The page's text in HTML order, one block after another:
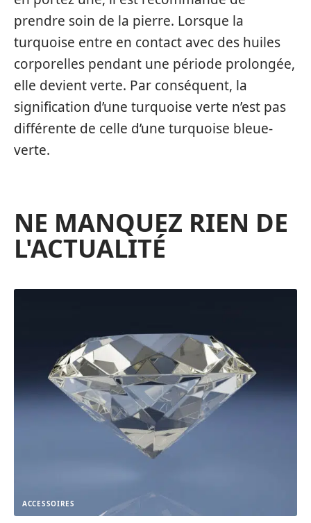
prendre soin de la pierre. Lorsque la
turquoise entre en contact avec des huiles
corporelles pendant une période prolongée,
elle devient verte. Par conséquent, la
signification d’une turquoise verte n’est pas
différente de celle d’une turquoise bleue-
verte.
NE MANQUEZ RIEN DE
L'ACTUALITÉ
ACCESSOIRES